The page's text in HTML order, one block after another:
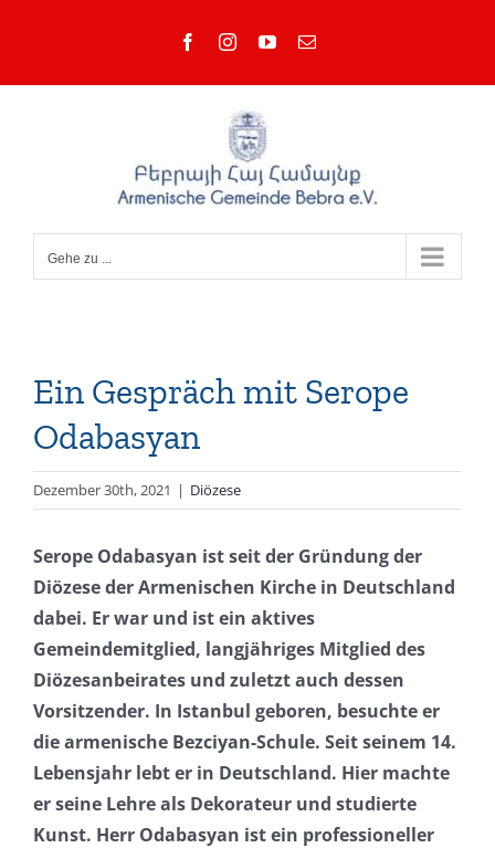
FacebookInstagramYouTube
E-
Gehe zu ...
Ein Gespräch mit Serope
Odabasyan
Dezember 30th, 2021 | Diözese
Serope Odabasyan ist seit der Gründung der
Diözese der Armenischen Kirche in Deutschland
dabei. Er war und ist ein aktives
Gemeindemitglied, langjähriges Mitglied des
Diözesanbeirates und zuletzt auch dessen
Vorsitzender. In Istanbul geboren, besuchte er
die armenische Bezciyan-Schule. Seit seinem 14.
Lebensjahr lebt er in Deutschland. Hier machte
er seine Lehre als Dekorateur und studierte
Kunst. Herr Odabasyan ist ein professioneller